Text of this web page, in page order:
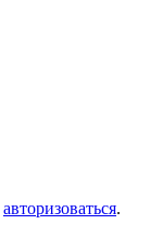
авторизоваться.